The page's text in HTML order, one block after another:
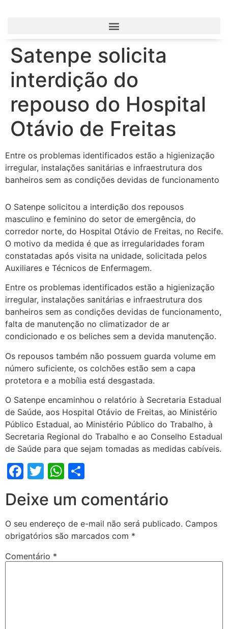
Satenpe solicita
interdição do
repouso do Hospital
Otávio de Freitas
Entre os problemas identificados estão a higienização
irregular, instalações sanitárias e infraestrutura dos
banheiros sem as condições devidas de funcionamento
O Satenpe solicitou a interdição dos repousos
masculino e feminino do setor de emergência, do
corredor norte, do Hospital Otávio de Freitas, no Recife.
O motivo da medida é que as irregularidades foram
constatadas após visita na unidade, solicitada pelos
Auxiliares e Técnicos de Enfermagem.
Entre os problemas identificados estão a higienização
irregular, instalações sanitárias e infraestrutura dos
banheiros sem as condições devidas de funcionamento,
falta de manutenção no climatizador de ar
condicionado e os beliches sem a devida manutenção.
Os repousos também não possuem guarda volume em
número suficiente, os colchões estão sem a capa
protetora e a mobília está desgastada.
O Satenpe encaminhou o relatório à Secretaria Estadual
de Saúde, aos Hospital Otávio de Freitas, ao Ministério
Público Estadual, ao Ministério Público do Trabalho, à
Secretaria Regional do Trabalho e ao Conselho Estadual
de Saúde para que sejam tomadas as medidas cabíveis.
Facebook
TwitterWhatsApp
Deixe um comentário
O seu endereço de e-mail não será publicado. Campos
obrigatórios são marcados com *
Comentário *